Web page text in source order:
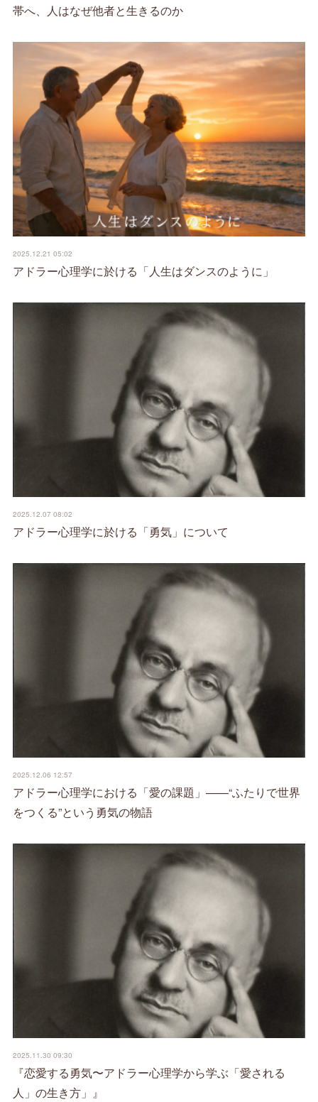
帯へ、人はなぜ他者と生きるのか
2025.12.21 05:02
アドラー心理学に於ける「人生はダンスのように」
2025.12.07 08:02
アドラー心理学に於ける「勇気」について
2025.12.06 12:57
アドラー心理学における「愛の課題」——“ふたりで世界
をつくる”という勇気の物語
2025.11.30 09:30
『恋愛する勇気〜アドラー心理学から学ぶ「愛される
人」の生き方」』